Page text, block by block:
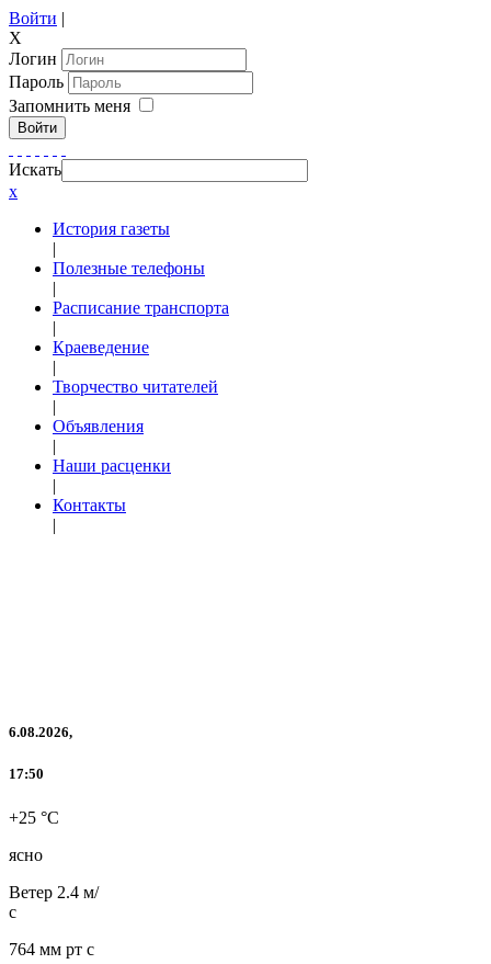
Войти |
X
Логин
Пароль
Запомнить меня
Войти
Искать
x
История газеты
|
Полезные телефоны
|
Расписание транспорта
|
Краеведение
|
Творчество читателей
|
Объявления
|
Наши расценки
|
Контакты
|
6.08.2026,
17:50
+25 °C
ясно
Ветер 2.4 м/
с
764 мм рт с